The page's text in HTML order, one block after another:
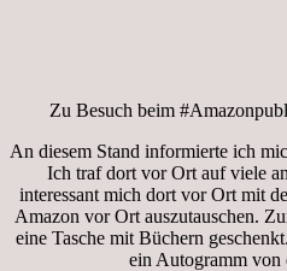
Zu Besuch beim
An diesem Stand informierte ich
Ich traf dort vor Ort auf viele
interessant mich dort vor Ort mit
Amazon vor Ort auszutauschen.
eine Tasche mit Büchern
ein Autogramm von